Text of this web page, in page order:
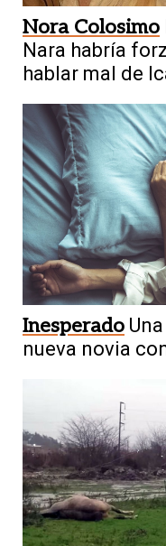
Nora Colosimo
Nara habría
hablar mal de
Inesperado
nueva novia